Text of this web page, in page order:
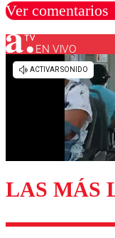
Ver comentarios
Los
EN VIVO
LAS MÁS